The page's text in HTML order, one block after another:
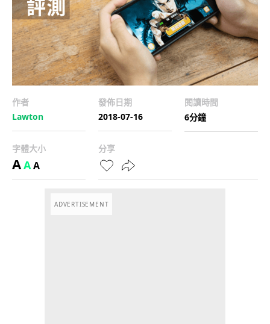
作者
Lawton
發佈日期
2018-07-16
閱讀時間
6分鐘
字體大小
AAA
分享
ADVERTISEMENT